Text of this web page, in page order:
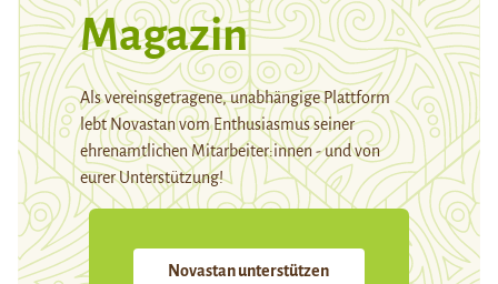
Magazin
Als vereinsgetragene, unabhängige Plattform
lebt Novastan vom Enthusiasmus seiner
ehrenamtlichen Mitarbeiter:innen - und von
eurer Unterstützung!
Novastan unterstützen